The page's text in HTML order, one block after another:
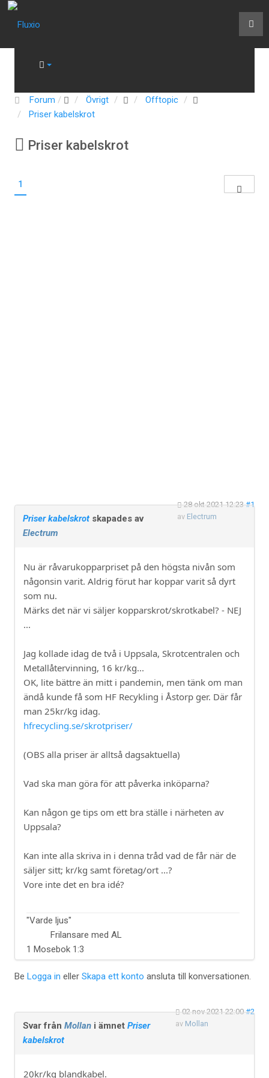
Forum Övrigt
Offtopic
Priser kabelskrot
Priser kabelskrot
1
28 okt 2021 12:23 #1
av Electrum
Priser kabelskrot skapades av
Electrum
Nu är råvarukopparpriset på den högsta nivån som
någonsin varit. Aldrig förut har koppar varit så dyrt
som nu.
Märks det när vi säljer kopparskrot/skrotkabel? - NEJ
...
Jag kollade idag de två i Uppsala, Skrotcentralen och
Metallåtervinning, 16 kr/kg...
OK, lite bättre än mitt i pandemin, men tänk om man
ändå kunde få som HF Recykling i Åstorp ger. Där får
man 25kr/kg idag.
hfrecycling.se/skrotpriser/
(OBS alla priser är alltså dagsaktuella)
Vad ska man göra för att påverka inköparna?
Kan någon ge tips om ett bra ställe i närheten av
Uppsala?
Kan inte alla skriva in i denna tråd vad de får när de
säljer sitt; kr/kg samt företag/ort ...?
Vore inte det en bra idé?
"Varde ljus"
Frilansare med AL
1 Mosebok 1:3
Be Logga in eller Skapa ett konto ansluta till konversationen.
02 nov 2021 22:00 #2
av Mollan
Svar från Mollan i ämnet Priser
kabelskrot
20kr/kg blandkabel.